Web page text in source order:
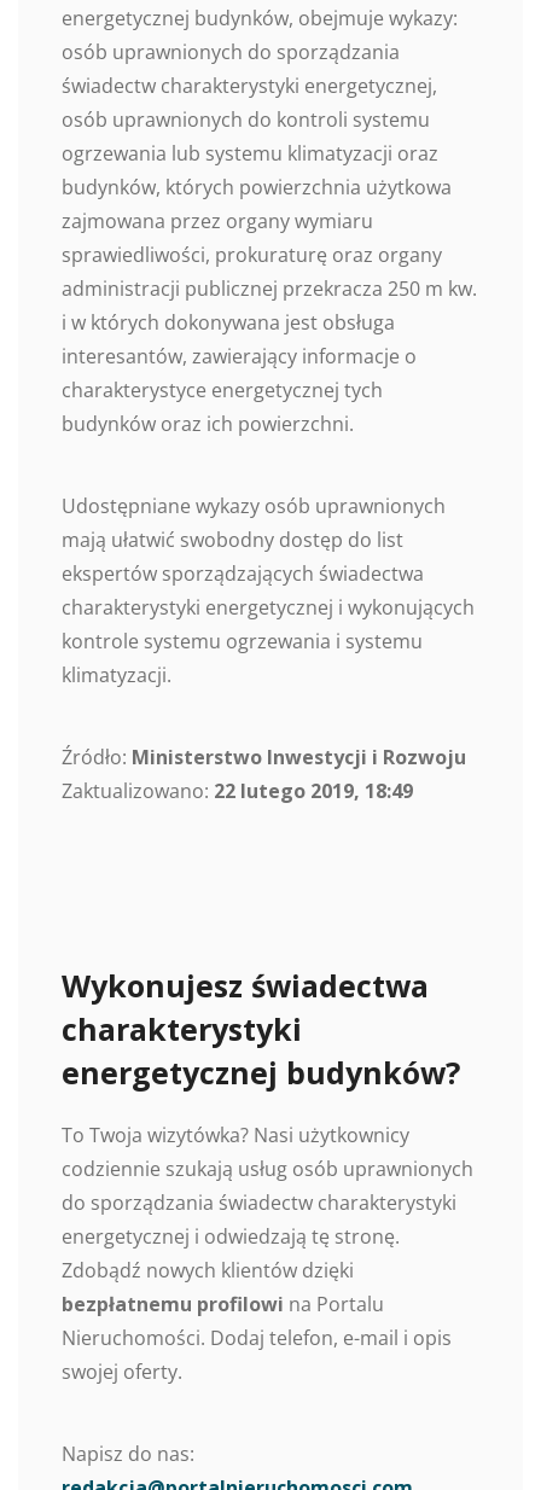
energetycznej budynków, obejmuje wykazy:
osób uprawnionych do sporządzania
świadectw charakterystyki energetycznej,
osób uprawnionych do kontroli systemu
ogrzewania lub systemu klimatyzacji oraz
budynków, których powierzchnia użytkowa
zajmowana przez organy wymiaru
sprawiedliwości, prokuraturę oraz organy
administracji publicznej przekracza 250 m kw.
i w których dokonywana jest obsługa
interesantów, zawierający informacje o
charakterystyce energetycznej tych
budynków oraz ich powierzchni.
Udostępniane wykazy osób uprawnionych
mają ułatwić swobodny dostęp do list
ekspertów sporządzających świadectwa
charakterystyki energetycznej i wykonujących
kontrole systemu ogrzewania i systemu
klimatyzacji.
Źródło: Ministerstwo Inwestycji i Rozwoju
Zaktualizowano: 22 lutego 2019, 18:49
Wykonujesz świadectwa
charakterystyki
energetycznej budynków?
To Twoja wizytówka? Nasi użytkownicy
codziennie szukają usług osób uprawnionych
do sporządzania świadectw charakterystyki
energetycznej i odwiedzają tę stronę.
Zdobądź nowych klientów dzięki
bezpłatnemu profilowi na Portalu
Nieruchomości. Dodaj telefon, e-mail i opis
swojej oferty.
Napisz do nas: